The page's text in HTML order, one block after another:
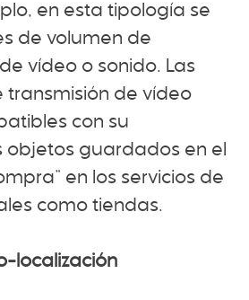
en esta tipología se
de volumen de
vídeo o sonido. Las
transmisión de vídeo
con su
objetos guardados en el
en los servicios de
como tiendas.
localización